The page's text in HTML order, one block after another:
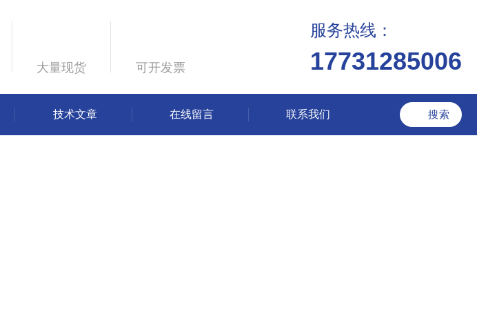
大量现货 可开发票
服务热线：
17731285006
技术文章 在线留言 联系我们